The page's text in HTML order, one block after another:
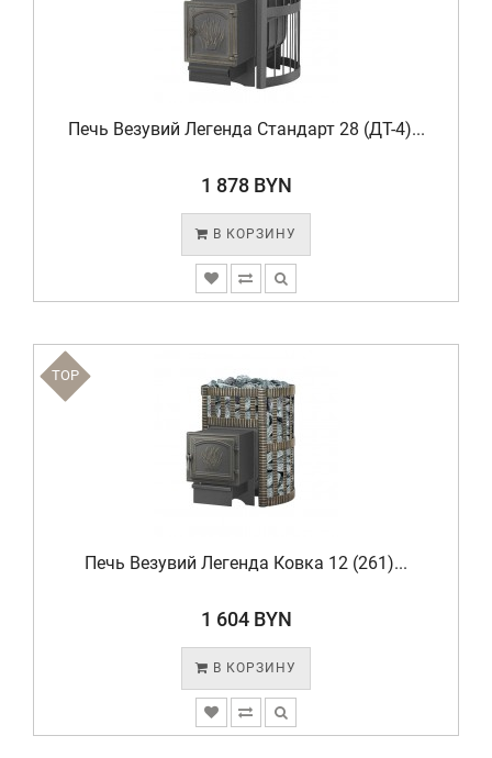
Печь Везувий Легенда Стандарт 28 (ДТ-4)...
1 878 BYN
В КОРЗИНУ
TOP
Печь Везувий Легенда Ковка 12 (261)...
1 604 BYN
В КОРЗИНУ